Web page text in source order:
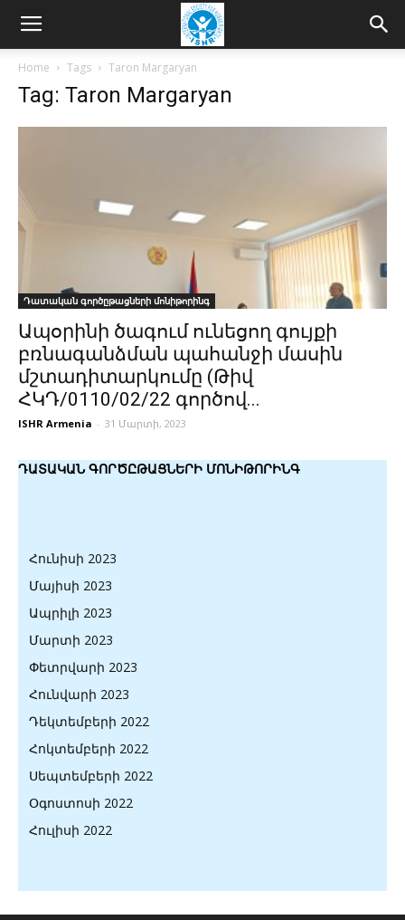
Home Tags Taron Margaryan
Tag: Taron Margaryan
Դատական գործըթացների մոնիթորինգ
Ապօրինի ծագում ունեցող գույքի
բռնագանձման պահանջի մասին
մշտադիտարկումը (Թիվ
ՀԿԴ/0110/02/22 գործով...
ISHR Armenia - 31 Մարտի, 2023
ԴԱՏԱԿԱՆ ԳՈՐԾԸԹԱՑՆԵՐԻ ՄՈՆԻԹՈՐԻՆԳ
Հունիսի 2023
Մայիսի 2023
Ապրիլի 2023
Մարտի 2023
Փետրվարի 2023
Հունվարի 2023
Դեկտեմբերի 2022
Հոկտեմբերի 2022
Սեպտեմբերի 2022
Օգոստոսի 2022
Հուլիսի 2022